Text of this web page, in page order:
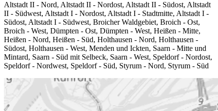
Altstadt II - Nord, Altstadt II - Nordost, Altstadt II - Südost, Altstadt
II - Südwest, Altstadt I - Nordost, Altstadt I - Stadtmitte, Altstadt I -
Südost, Altstadt I - Südwest, Broicher Waldgebiet, Broich - Ost,
Broich - West, Dümpten - Ost, Dümpten - West, Heißen - Mitte,
Heißen - Nord, Heißen - Süd, Holthausen - Nord, Holthausen -
Südost, Holthausen - West, Menden und Ickten, Saarn - Mitte und
Mintard, Saarn - Süd mit Selbeck, Saarn - West, Speldorf - Nordost,
Speldorf - Nordwest, Speldorf - Süd, Styrum - Nord, Styrum - Süd